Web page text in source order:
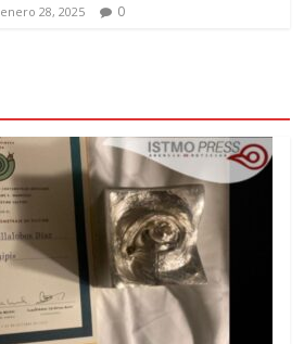
enero 28, 2025 0